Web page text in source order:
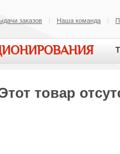
заказов Наша команда
товар